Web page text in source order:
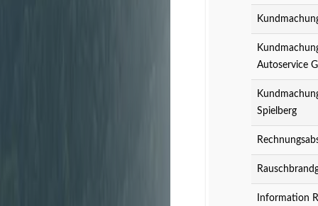
Autoservice
Spielberg
Information